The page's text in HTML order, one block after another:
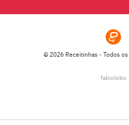
RECEITAS DE ANO
RECEITAS DE NATAL
© 2026 Receitinhas - Todos
fabiolobo